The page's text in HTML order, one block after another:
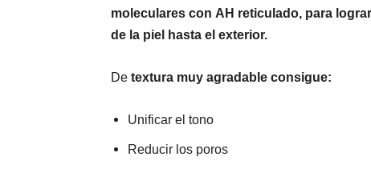
moleculares con AH reticulado, para
de la piel hasta el exterior.
De textura muy agradable consigue:
Unificar el tono
Reducir los poros